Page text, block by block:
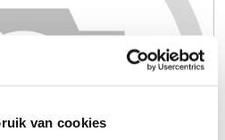
van cookies